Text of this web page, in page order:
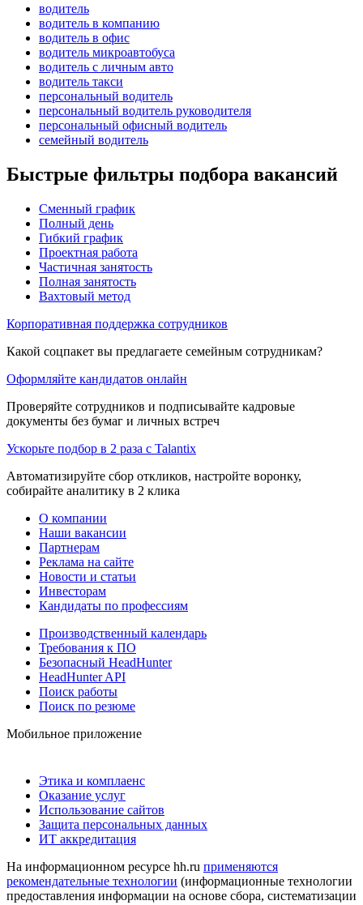
водитель
водитель в компанию
водитель в офис
водитель микроавтобуса
водитель с личным авто
водитель такси
персональный водитель
персональный водитель руководителя
персональный офисный водитель
семейный водитель
Быстрые фильтры подбора вакансий
Сменный график
Полный день
Гибкий график
Проектная работа
Частичная занятость
Полная занятость
Вахтовый метод
Корпоративная поддержка сотрудников
Какой соцпакет вы предлагаете семейным сотрудникам?
Оформляйте кандидатов онлайн
Проверяйте сотрудников и подписывайте кадровые
документы без бумаг и личных встреч
Ускорьте подбор в 2 раза с Talantix
Автоматизируйте сбор откликов, настройте воронку,
собирайте аналитику в 2 клика
О компании
Наши вакансии
Партнерам
Реклама на сайте
Новости и статьи
Инвесторам
Кандидаты по профессиям
Производственный календарь
Требования к ПО
Безопасный HeadHunter
HeadHunter API
Поиск работы
Поиск по резюме
Мобильное приложение
Этика и комплаенс
Оказание услуг
Использование сайтов
Защита персональных данных
ИТ аккредитация
На информационном ресурсе hh.ru применяются
рекомендательные технологии (информационные технологии
предоставления информации на основе сбора, систематизации